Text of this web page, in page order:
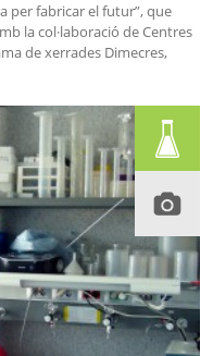
per fabricar el futur”, que
la col·laboració de Centres
de xerrades Dimecres,